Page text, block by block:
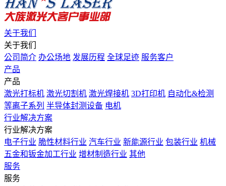
关于我们
关于我们
公司简介 办公场地 发展历程 全球足迹 服务客户
产品
产品
激光打标机 激光切割机 激光焊接机 3D打印机 自动化&检测
等离子系列 半导体封测设备 电机
行业解决方案
行业解决方案
电子行业 脆性材料行业 汽车行业 新能源行业 包装行业 机械
五金和钣金加工行业 增材制造行业 其他
服务
服务